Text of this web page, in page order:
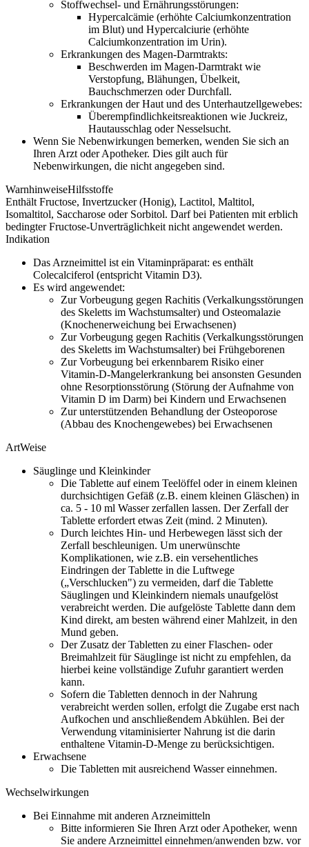
Stoffwechsel- und Ernährungsstörungen:
Hypercalcämie (erhöhte Calciumkonzentration
im Blut) und Hypercalciurie (erhöhte
Calciumkonzentration im Urin).
Erkrankungen des Magen-Darmtrakts:
Beschwerden im Magen-Darmtrakt wie
Verstopfung, Blähungen, Übelkeit,
Bauchschmerzen oder Durchfall.
Erkrankungen der Haut und des Unterhautzellgewebes:
Überempfindlichkeitsreaktionen wie Juckreiz,
Hautausschlag oder Nesselsucht.
Wenn Sie Nebenwirkungen bemerken, wenden Sie sich an
Ihren Arzt oder Apotheker. Dies gilt auch für
Nebenwirkungen, die nicht angegeben sind.
WarnhinweiseHilfsstoffe
Enthält Fructose, Invertzucker (Honig), Lactitol, Maltitol,
Isomaltitol, Saccharose oder Sorbitol. Darf bei Patienten mit erblich
bedingter Fructose-Unverträglichkeit nicht angewendet werden.
Indikation
Das Arzneimittel ist ein Vitaminpräparat: es enthält
Colecalciferol (entspricht Vitamin D3).
Es wird angewendet:
Zur Vorbeugung gegen Rachitis (Verkalkungsstörungen
des Skeletts im Wachstumsalter) und Osteomalazie
(Knochenerweichung bei Erwachsenen)
Zur Vorbeugung gegen Rachitis (Verkalkungsstörungen
des Skeletts im Wachstumsalter) bei Frühgeborenen
Zur Vorbeugung bei erkennbarem Risiko einer
Vitamin-D-Mangelerkrankung bei ansonsten Gesunden
ohne Resorptionsstörung (Störung der Aufnahme von
Vitamin D im Darm) bei Kindern und Erwachsenen
Zur unterstützenden Behandlung der Osteoporose
(Abbau des Knochengewebes) bei Erwachsenen
ArtWeise
Säuglinge und Kleinkinder
Die Tablette auf einem Teelöffel oder in einem kleinen
durchsichtigen Gefäß (z.B. einem kleinen Gläschen) in
ca. 5 - 10 ml Wasser zerfallen lassen. Der Zerfall der
Tablette erfordert etwas Zeit (mind. 2 Minuten).
Durch leichtes Hin- und Herbewegen lässt sich der
Zerfall beschleunigen. Um unerwünschte
Komplikationen, wie z.B. ein versehentliches
Eindringen der Tablette in die Luftwege
(„Verschlucken") zu vermeiden, darf die Tablette
Säuglingen und Kleinkindern niemals unaufgelöst
verabreicht werden. Die aufgelöste Tablette dann dem
Kind direkt, am besten während einer Mahlzeit, in den
Mund geben.
Der Zusatz der Tabletten zu einer Flaschen- oder
Breimahlzeit für Säuglinge ist nicht zu empfehlen, da
hierbei keine vollständige Zufuhr garantiert werden
kann.
Sofern die Tabletten dennoch in der Nahrung
verabreicht werden sollen, erfolgt die Zugabe erst nach
Aufkochen und anschließendem Abkühlen. Bei der
Verwendung vitaminisierter Nahrung ist die darin
enthaltene Vitamin-D-Menge zu berücksichtigen.
Erwachsene
Die Tabletten mit ausreichend Wasser einnehmen.
Wechselwirkungen
Bei Einnahme mit anderen Arzneimitteln
Bitte informieren Sie Ihren Arzt oder Apotheker, wenn
Sie andere Arzneimittel einnehmen/anwenden bzw. vor